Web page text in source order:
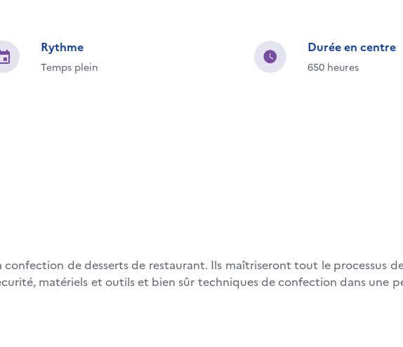
Rythme
Temps plein
Durée en centre
650 heures
confection de desserts de restaurant. Ils maîtriseront tout le processus
matériels et outils et bien sûr techniques de confection dans une